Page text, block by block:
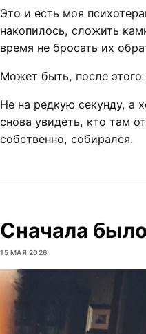
Это и есть моя
накопилось, сложить
время не бросать их
Может быть, после этого
Не на редкую секунду, а
снова увидеть, кто там
собственно, собирался.
Сначала
15 МАЯ 2026